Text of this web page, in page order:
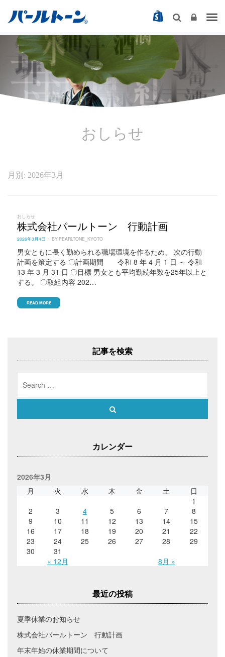
おしらせ
月別: 2026年3月
おしらせ
株式会社パールトーン 行動計画
POSTED
2026年3月4日 BY PEARLTONE_KYOTO
男⼥ともに⻑く勤められる職場環境を作るため、 次の⾏動
計画を策定する 〇計画期間 令和 8 年 4 月 1 日 ～ 令和
13 年 3 月 31 日 〇目標 男⼥とも平均勤続年数を25年以上と
する。 〇取組内容 202…
READ MORE
記事を検索
for:
カレンダー
2026年3月
月
火 水 木 金 土 日
« 12月 8月 »
1
2
3 4 5 6 7
8
9
10 11 12 13 14
15
16
17 18 19 20 21
22
23
24 25 26 27 28
29
30
31
最近の投稿
夏季休業のお知らせ
株式会社パールトーン 行動計画
年末年始の休業期間について